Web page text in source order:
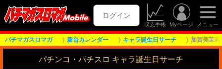
ログイン
収支手帳 Myページ メニュー
パチマガスロマガ 新台カレンダー キャラ誕生日サーチ 加賀美茉莉
パチンコ・パチスロ キャラ誕生日サーチ